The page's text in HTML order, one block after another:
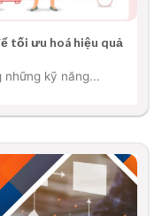
tối ưu hoá hiệu quả
những kỹ năng...